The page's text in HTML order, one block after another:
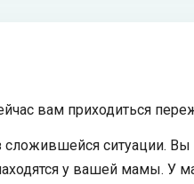
вам приходиться
ситуации.
у вашей мамы. У